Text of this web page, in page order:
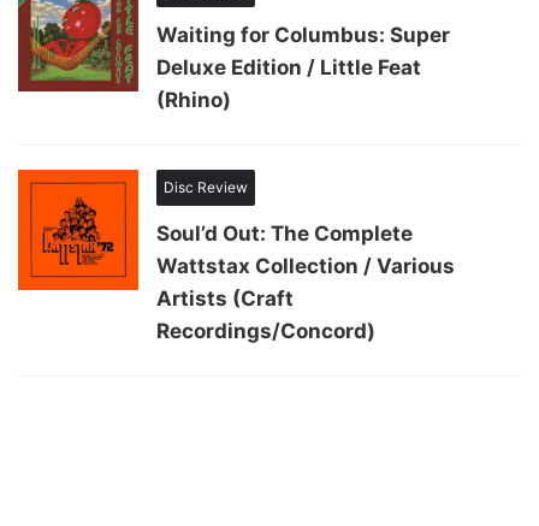
Waiting for Columbus: Super
Deluxe Edition / Little Feat
(Rhino)
Disc Review
Soul’d Out: The Complete
Wattstax Collection / Various
Artists (Craft
Recordings/Concord)